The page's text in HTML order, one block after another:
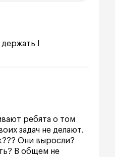
!
ребята о том
задач не делают.
Они выросли?
В общем не